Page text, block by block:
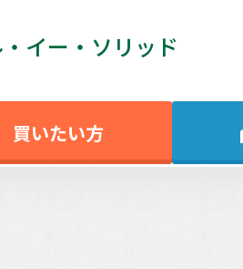
イー・ソリッド
買いたい方